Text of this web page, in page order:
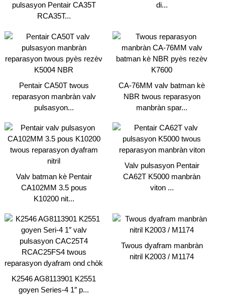
pulsasyon Pentair CA35T
RCA35T...
di...
Pentair CA50T twous
reparasyon manbràn valv
pulsasyon...
CA-76MM valv batman kè
NBR twous reparasyon
manbràn spar...
Valv batman kè Pentair
CA102MM 3.5 pous
K10200 nit...
Valv pulsasyon Pentair
CA62T K5000 manbràn
viton ...
K2546 AG8113901 K2551
goyen Series-4 1″ p...
Twous dyafram manbràn
nitril K2003 / M1174